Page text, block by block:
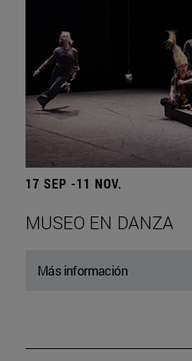
17 SEP -11 NOV.
MUSEO EN DANZA
Más información